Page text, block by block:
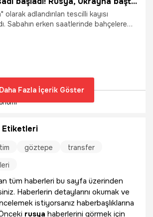
olarak adlandırılan tescilli kayısı
Sabahın erken saatlerinde bahçelere
Daha Fazla İçerik Göster
Etiketleri
göztepe
transfer
tüm haberleri bu sayfa üzerinden
Haberlerin detaylarını okumak ve
istiyorsanız haberbaşlıklarına
rusya haberlerini görmek için